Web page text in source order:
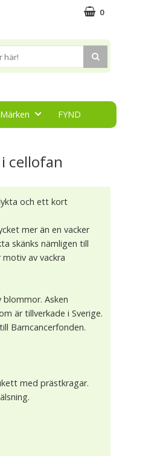
0
Märken FYND
cellofan
och ett kort
mer än en vacker
skänks nämligen till
motiv av vackra
Asken
är tillverkade i Sverige.
Barncancerfonden.
med prästkragar.